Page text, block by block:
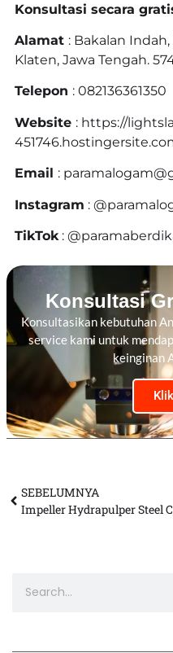
Konsultasi secara
Alamat : Bakalan Indah,
Klaten, Jawa Tengah.
Telepon : 082136361350
Website : https://
Email :
Instagram :
TikTok:
Konsultasi
Konsultasikan kebutuhan
service kami untuk
keinginan
SEBELUMNYA